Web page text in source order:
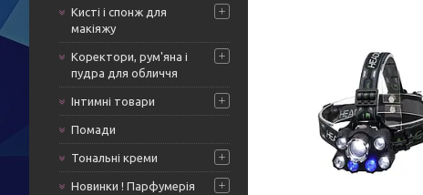
Кисті і спонж для
макіяжу
Коректори, рум'яна і
пудра для обличчя
Інтимні товари
Помади
Тональні креми
Новинки ! Парфумерія